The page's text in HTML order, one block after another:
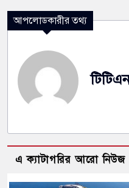
আপলোডকারীর তথ্য
এ ক্যাটাগরির আরো নিউজ